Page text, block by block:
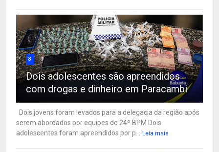
8
Dois adolescentes são apreendidos
com drogas e dinheiro em Paracambi
Dois jovens foram levados para a delegacia da região após
serem abordados por equipes do 24º BPM Dois
adolescentes foram apreendidos por p...
Leia mais